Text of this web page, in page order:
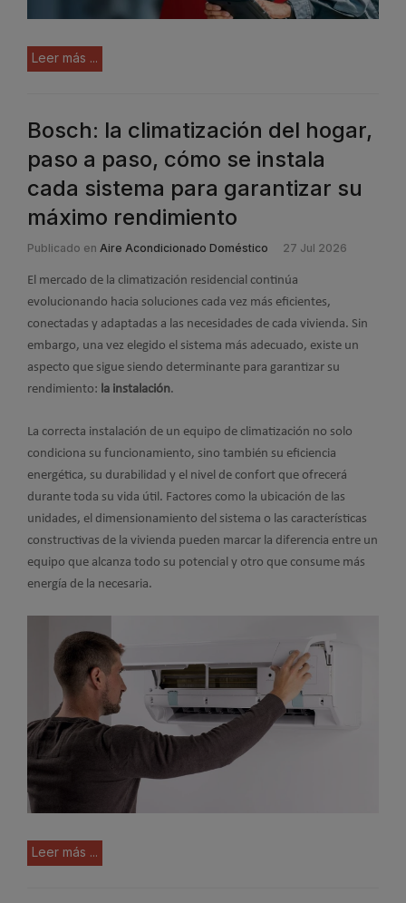
Leer más ...
Bosch: la climatización del hogar,
paso a paso, cómo se instala
cada sistema para garantizar su
máximo rendimiento
Publicado en Aire Acondicionado Doméstico 27 Jul 2026
El mercado de la climatización residencial continúa
evolucionando hacia soluciones cada vez más eficientes,
conectadas y adaptadas a las necesidades de cada vivienda. Sin
embargo, una vez elegido el sistema más adecuado, existe un
aspecto que sigue siendo determinante para garantizar su
rendimiento: la instalación.
La correcta instalación de un equipo de climatización no solo
condiciona su funcionamiento, sino también su eficiencia
energética, su durabilidad y el nivel de confort que ofrecerá
durante toda su vida útil. Factores como la ubicación de las
unidades, el dimensionamiento del sistema o las características
constructivas de la vivienda pueden marcar la diferencia entre un
equipo que alcanza todo su potencial y otro que consume más
energía de la necesaria.
Leer más ...